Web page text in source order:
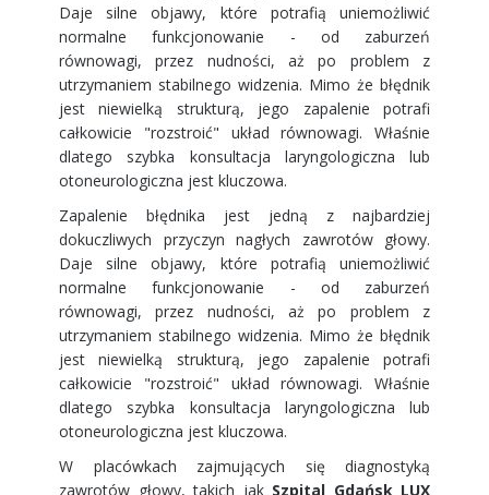
Daje silne objawy, które potrafią uniemożliwić
normalne funkcjonowanie - od zaburzeń
równowagi, przez nudności, aż po problem z
utrzymaniem stabilnego widzenia. Mimo że błędnik
jest niewielką strukturą, jego zapalenie potrafi
całkowicie "rozstroić" układ równowagi. Właśnie
dlatego szybka konsultacja laryngologiczna lub
otoneurologiczna jest kluczowa.
Zapalenie błędnika jest jedną z najbardziej
dokuczliwych przyczyn nagłych zawrotów głowy.
Daje silne objawy, które potrafią uniemożliwić
normalne funkcjonowanie - od zaburzeń
równowagi, przez nudności, aż po problem z
utrzymaniem stabilnego widzenia. Mimo że błędnik
jest niewielką strukturą, jego zapalenie potrafi
całkowicie "rozstroić" układ równowagi. Właśnie
dlatego szybka konsultacja laryngologiczna lub
otoneurologiczna jest kluczowa.
W placówkach zajmujących się diagnostyką
zawrotów głowy, takich jak Szpital Gdańsk LUX